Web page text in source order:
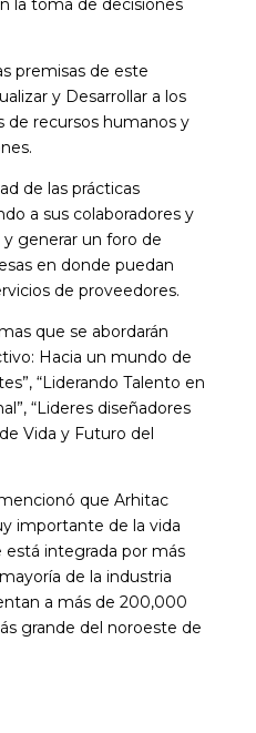
la toma de decisiones
premisas de este
y Desarrollar a los
de recursos humanos y
de las prácticas
a sus colaboradores y
generar un foro de
en donde puedan
de proveedores.
que se abordarán
Hacia un mundo de
“Liderando Talento en
“Lideres diseñadores
Vida y Futuro del
que Arhitac
importante de la vida
está integrada por más
de la industria
a más de 200,000
grande del noroeste de